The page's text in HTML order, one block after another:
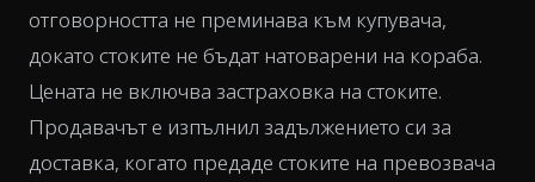
отговорността не преминава към купувача,
докато стоките не бъдат натоварени на кораба.
Цената не включва застраховка на стоките.
Продавачът е изпълнил задължението си за
доставка, когато предаде стоките на превозвача